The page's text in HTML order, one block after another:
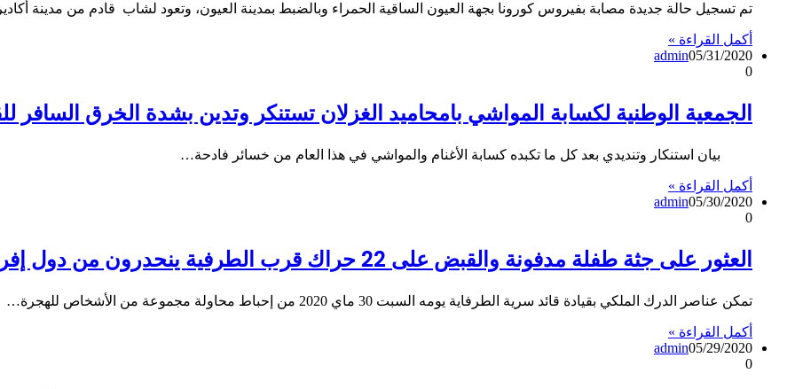
تم تسجيل حالة جديدة مصابة بفيروس كورونا بجهة العيون الساقية الحمراء وبالضبط بمدينة العيون، وتعود لشاب قادم من مدينة
أكمل القراءة »
admin05/31/2020
0
الجمعية الوطنية لكسابة المواشي بامحاميد الغزلان تستنكر وتدين بشدة الخرق السافر
بيان استنكار وتنديدي بعد كل ما تكبده كسابة الأغنام والمواشي في هذا العام من خسائر فادحة…
أكمل القراءة »
admin05/30/2020
0
العثور على جثة طفلة مدفونة والقبض على 22 حراك قرب الطرفية ينحدرون من دول إفريقيا جنوب الصحراء
تمكن عناصر الدرك الملكي بقيادة قائد سرية الطرفاية يومه السبت 30 ماي 2020 من إحباط محاولة مجموعة من الأشخاص للهجرة…
أكمل القراءة »
admin05/29/2020
0